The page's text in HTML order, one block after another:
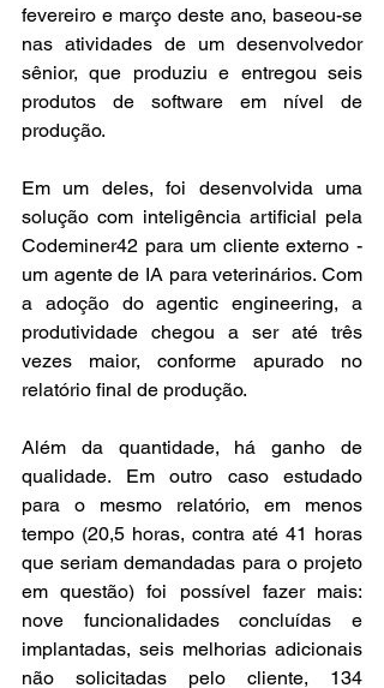
fevereiro e março deste ano, baseou-se
nas atividades de um desenvolvedor
sênior, que produziu e entregou seis
produtos de software em nível de
produção.
Em um deles, foi desenvolvida uma
solução com inteligência artificial pela
Codeminer42 para um cliente externo -
um agente de IA para veterinários. Com
a adoção do agentic engineering, a
produtividade chegou a ser até três
vezes maior, conforme apurado no
relatório final de produção.
Além da quantidade, há ganho de
qualidade. Em outro caso estudado
para o mesmo relatório, em menos
tempo (20,5 horas, contra até 41 horas
que seriam demandadas para o projeto
em questão) foi possível fazer mais:
nove funcionalidades concluídas e
implantadas, seis melhorias adicionais
não solicitadas pelo cliente, 134